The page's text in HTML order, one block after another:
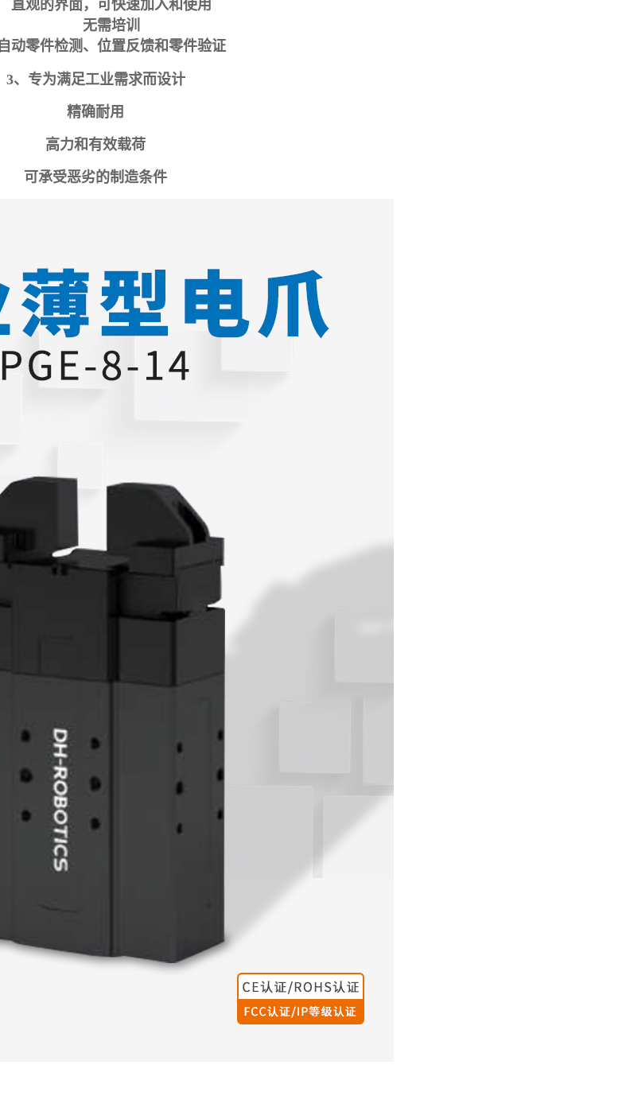
直观的界面，可快速加入和使用
无需培训
自动零件检测、位置反馈和零件验证
3、专为满足工业需求而设计
精确耐用
高力和有效载荷
可承受恶劣的制造条件